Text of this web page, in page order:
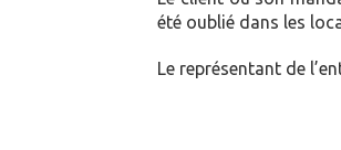
été oublié dans les
Le représentant de